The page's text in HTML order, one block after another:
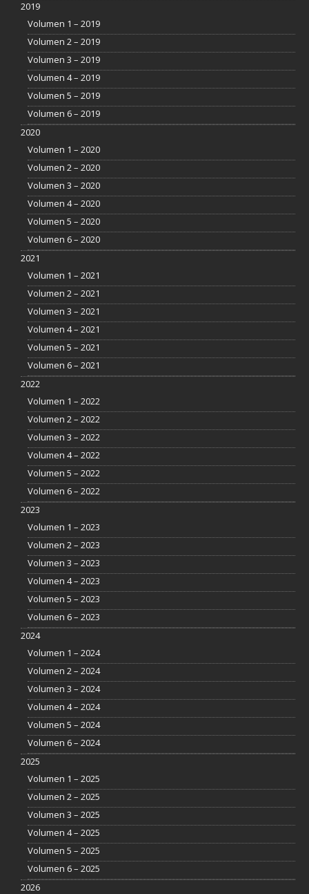
2019
Volumen 1 – 2019
Volumen 2 – 2019
Volumen 3 – 2019
Volumen 4 – 2019
Volumen 5 – 2019
Volumen 6 – 2019
2020
Volumen 1 – 2020
Volumen 2 – 2020
Volumen 3 – 2020
Volumen 4 – 2020
Volumen 5 – 2020
Volumen 6 – 2020
2021
Volumen 1 – 2021
Volumen 2 – 2021
Volumen 3 – 2021
Volumen 4 – 2021
Volumen 5 – 2021
Volumen 6 – 2021
2022
Volumen 1 – 2022
Volumen 2 – 2022
Volumen 3 – 2022
Volumen 4 – 2022
Volumen 5 – 2022
Volumen 6 – 2022
2023
Volumen 1 – 2023
Volumen 2 – 2023
Volumen 3 – 2023
Volumen 4 – 2023
Volumen 5 – 2023
Volumen 6 – 2023
2024
Volumen 1 – 2024
Volumen 2 – 2024
Volumen 3 – 2024
Volumen 4 – 2024
Volumen 5 – 2024
Volumen 6 – 2024
2025
Volumen 1 – 2025
Volumen 2 – 2025
Volumen 3 – 2025
Volumen 4 – 2025
Volumen 5 – 2025
Volumen 6 – 2025
2026